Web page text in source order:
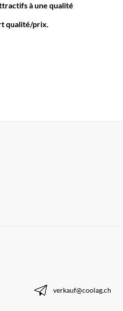
à une qualité
qualité/prix.
verkauf@coolag.ch